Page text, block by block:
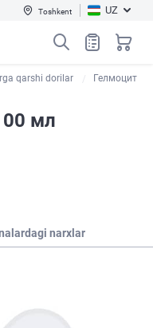
Toshkent UZ
qarshi dorilar Гелмоцит
мл
narxlar